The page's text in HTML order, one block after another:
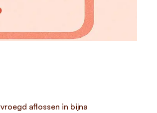
aflossen in bijna